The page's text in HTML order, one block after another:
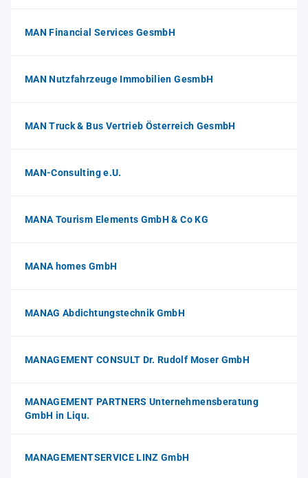
MAN Financial Services GesmbH
MAN Nutzfahrzeuge Immobilien GesmbH
MAN Truck & Bus Vertrieb Österreich GesmbH
MAN-Consulting e.U.
MANA Tourism Elements GmbH & Co KG
MANA homes GmbH
MANAG Abdichtungstechnik GmbH
MANAGEMENT CONSULT Dr. Rudolf Moser GmbH
MANAGEMENT PARTNERS Unternehmensberatung
GmbH in Liqu.
MANAGEMENTSERVICE LINZ GmbH